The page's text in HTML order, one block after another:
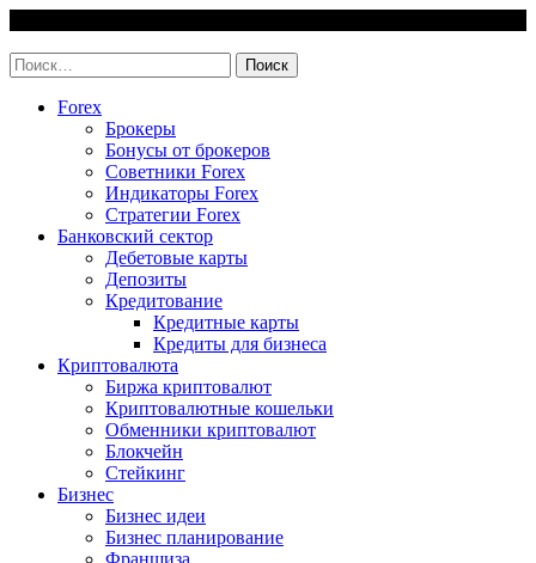
content
Найти:
Forex
Брокеры
Бонусы от брокеров
Советники Forex
Индикаторы Forex
Стратегии Forex
Банковский сектор
Дебетовые карты
Депозиты
Кредитование
Кредитные карты
Кредиты для бизнеса
Криптовалюта
Биржа криптовалют
Криптовалютные кошельки
Обменники криптовалют
Блокчейн
Стейкинг
Бизнес
Бизнес идеи
Бизнес планирование
Франшиза